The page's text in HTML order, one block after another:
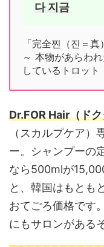
다 지금
「完全찐（진＝
～ 本物があらわ
しているトロッ
Dr.FOR Hair（ド
（スカルプケア
ー。シャンプーの
なら500mlが
と、韓国はもとも
おてごろ価格です
にもサロンがある